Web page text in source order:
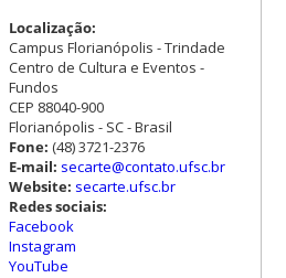
Localização:
Campus Florianópolis - Trindade
Centro de Cultura e Eventos -
Fundos
CEP 88040-900
Florianópolis - SC - Brasil
Fone: (48) 3721-2376
E-mail: secarte@contato.ufsc.br
Website: secarte.ufsc.br
Redes sociais:
Facebook
Instagram
YouTube